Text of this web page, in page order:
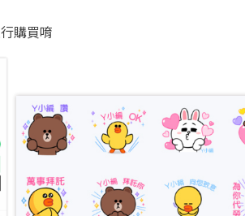
購買唷